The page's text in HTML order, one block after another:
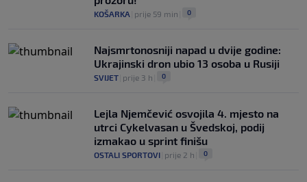
KOŠARKA prije 59 min 0
Najsmrtonosniji napad u dvije godine:
Ukrajinski dron ubio 13 osoba u Rusiji
SVIJET prije 3 h 0
Lejla Njemčević osvojila 4. mjesto na
utrci Cykelvasan u Švedskoj, podij
izmakao u sprint finišu
OSTALI SPORTOVI prije 2 h 0